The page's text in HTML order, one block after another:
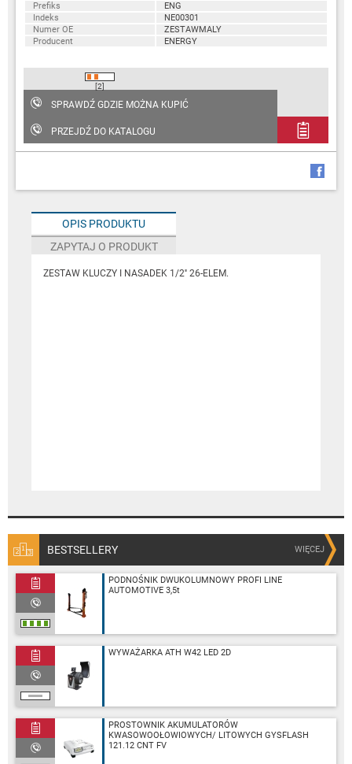
Prefiks
ENG
Indeks
NE00301
Numer OE
ZESTAWMALY
Producent
ENERGY
[2]
SPRAWDŹ GDZIE MOŻNA KUPIĆ
PRZEJDŹ DO KATALOGU
OPIS PRODUKTU
ZAPYTAJ O PRODUKT
ZESTAW KLUCZY I NASADEK 1/2'' 26-ELEM.
BESTSELLERY WIĘCEJ
PODNOŚNIK DWUKOLUMNOWY PROFI LINE
AUTOMOTIVE 3,5t
WYWAŻARKA ATH W42 LED 2D
PROSTOWNIK AKUMULATORÓW
KWASOWOOŁOWIOWYCH/ LITOWYCH GYSFLASH
121.12 CNT FV